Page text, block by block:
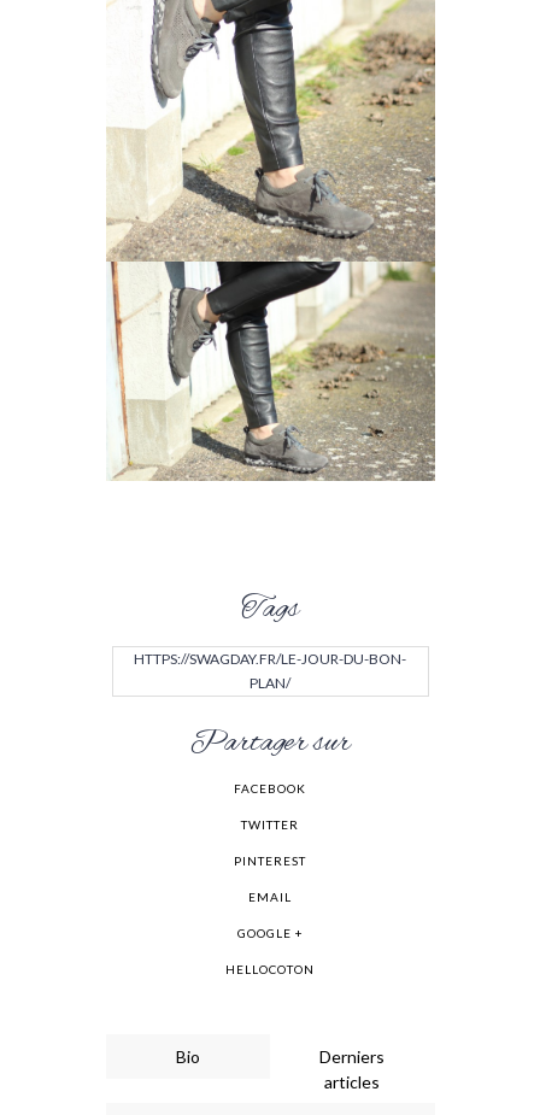
Tags
HTTPS://SWAGDAY.FR/LE-JOUR-DU-BON-
PLAN/
Partager sur
FACEBOOK
TWITTER
PINTEREST
EMAIL
GOOGLE +
HELLOCOTON
Bio
Derniers
articles